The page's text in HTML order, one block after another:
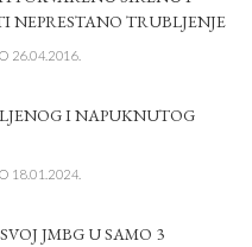
NEPRESTANO TRUBLJENJE
26.04.2016.
I NAPUKNUTOG
18.01.2024.
JMBG U SAMO 3